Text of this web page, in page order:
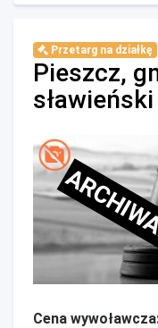
Przetarg na działkę
Pieszcz,
sławieński
Cena